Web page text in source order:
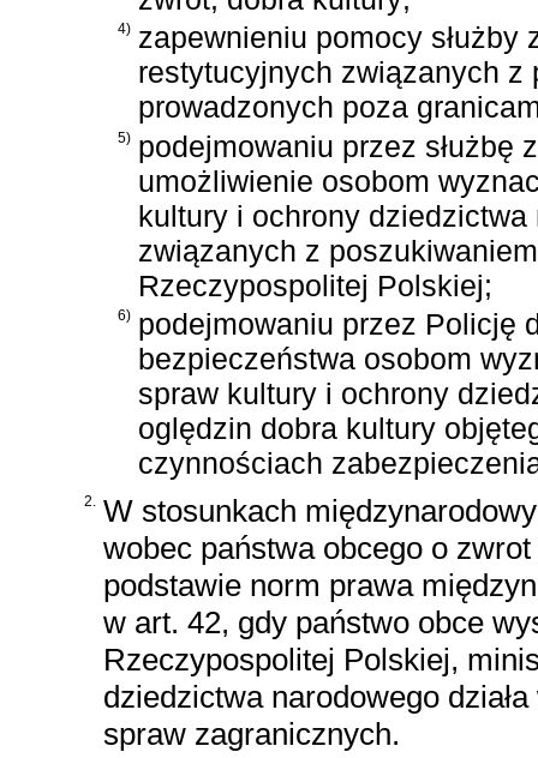
4) zapewnieniu pomocy służby
restytucyjnych związanych z
prowadzonych poza
5) podejmowaniu przez służbę
umożliwienie osobom
kultury i ochrony
związanych z
Rzeczypospolitej Polskiej;
6) podejmowaniu przez Policję
bezpieczeństwa osobom
spraw kultury i ochrony
oględzin dobra kultury
czynnościach
2. W stosunkach
wobec państwa obcego o
podstawie norm prawa
w art. 42, gdy państwo obce
Rzeczypospolitej Polskiej,
dziedzictwa narodowego
spraw zagranicznych.